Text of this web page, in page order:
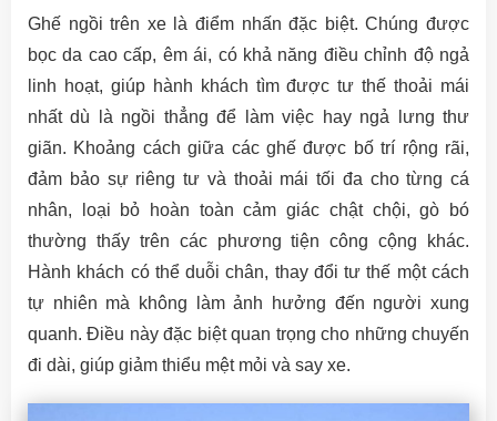
Ghế ngồi trên xe là điểm nhấn đặc biệt. Chúng được
bọc da cao cấp, êm ái, có khả năng điều chỉnh độ ngả
linh hoạt, giúp hành khách tìm được tư thế thoải mái
nhất dù là ngồi thẳng để làm việc hay ngả lưng thư
giãn. Khoảng cách giữa các ghế được bố trí rộng rãi,
đảm bảo sự riêng tư và thoải mái tối đa cho từng cá
nhân, loại bỏ hoàn toàn cảm giác chật chội, gò bó
thường thấy trên các phương tiện công cộng khác.
Hành khách có thể duỗi chân, thay đổi tư thế một cách
tự nhiên mà không làm ảnh hưởng đến người xung
quanh. Điều này đặc biệt quan trọng cho những chuyến
đi dài, giúp giảm thiểu mệt mỏi và say xe.